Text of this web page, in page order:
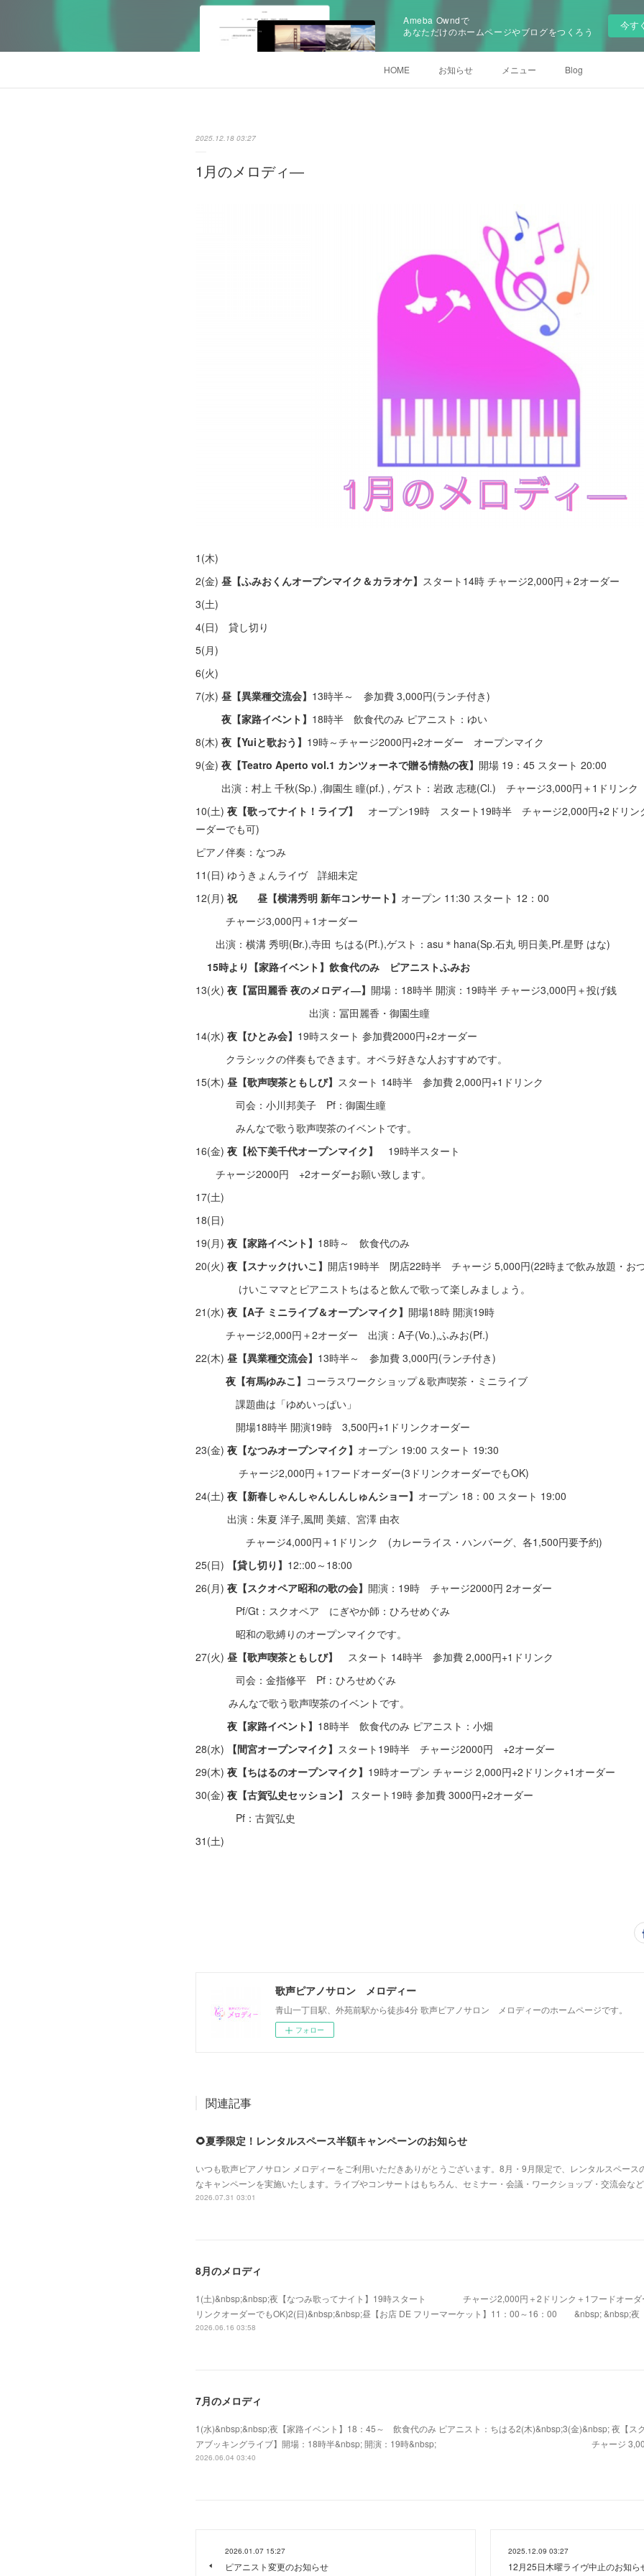
Ameba Owndで
あなただけのホームページやブログをつくろう
今す
HOME お知らせ メニュー Blog
2025.12.18 03:27
1月のメロディ―
1(木)
2(金) 昼【ふみおくんオープンマイク＆カラオケ】 スタート14時 チャージ2,000円＋2オーダー
3(土)
4(日) 貸し切り
5(月)
6(火)
7(水) 昼【異業種交流会】 13時半～ 参加費 3,000円(ランチ付き)
夜【家路イベント】 18時半 飲食代のみ ピアニスト：ゆい
8(木) 夜【Yuiと歌おう】 19時～チャージ2000円+2オーダー オープンマイク
9(金) 夜【Teatro Aperto vol.1 カンツォーネで贈る情熱の夜】 開場 19：45 スタート 20:00
出演：村上 千秋(Sp.) ,御園生 瞳(pf.) , ゲスト：岩政 志穂(Cl.) チャージ3,000円＋1ドリンク
10(土) 夜【歌ってナイト！ライブ】
オープン19時 スタート19時半 チャージ2,000円+2ドリン
ーダーでも可)
ピアノ伴奏：なつみ
11(日) ゆうきょんライヴ 詳細未定
12(月) 祝 昼【横溝秀明 新年コンサート】 オープン 11:30 スタート 12：00
チャージ3,000円＋1オーダー
出演：横溝 秀明(Br.),寺田 ちはる(Pf.),ゲスト：asu＊hana(Sp.石丸 明日美,Pf.星野 はな)
15時より【家路イベント】飲食代のみ ピアニストふみお
13(火) 夜【冨田麗香 夜のメロディ―】 開場：18時半 開演：19時半 チャージ3,000円＋投げ銭
出演：冨田麗香・御園生瞳
14(水) 夜【ひとみ会】 19時スタート 参加費2000円+2オーダー
クラシックの伴奏もできます。オペラ好きな人おすすめです。
15(木) 昼【歌声喫茶ともしび】 スタート 14時半 参加費 2,000円+1ドリンク
司会：小川邦美子 Pf：御園生瞳
みんなで歌う歌声喫茶のイベントです。
16(金) 夜【松下美千代オープンマイク】
19時半スタート
チャージ2000円 +2オーダーお願い致します。
17(土)
18(日)
19(月) 夜【家路イベント】 18時～ 飲食代のみ
20(火) 夜【スナックけいこ】 開店19時半 閉店22時半 チャージ 5,000円(22時まで飲み放題・お
けいこママとピアニストちはると飲んで歌って楽しみましょう。
21(水) 夜【A子 ミニライブ＆オープンマイク】 開場18時 開演19時
チャージ2,000円＋2オーダー 出演：A子(Vo.),ふみお(Pf.)
22(木) 昼【異業種交流会】 13時半～ 参加費 3,000円(ランチ付き)
夜【有馬ゆみこ】 コーラスワークショップ＆歌声喫茶・ミニライブ
課題曲は「ゆめいっぱい」
開場18時半 開演19時 3,500円+1ドリンクオーダー
23(金) 夜【なつみオープンマイク】 オープン 19:00 スタート 19:30
チャージ2,000円＋1フードオーダー(3ドリンクオーダーでもOK)
24(土) 夜【新春しゃんしゃんしんしゅんショー】 オープン 18：00 スタート 19:00
出演：朱夏 洋子,風間 美嬉、宮澤 由衣
チャージ4,000円＋1ドリンク (カレーライス・ハンバーグ、各1,500円要予約)
25(日)
【貸し切り】 12::00～18:00
26(月) 夜【スクオペア昭和の歌の会】 開演：19時 チャージ2000円 2オーダー
Pf/Gt：スクオペア にぎやか師：ひろせめぐみ
昭和の歌縛りのオープンマイクです。
27(火) 昼【歌声喫茶ともしび】
スタート 14時半 参加費 2,000円+1ドリンク
司会：金指修平 Pf：ひろせめぐみ
みんなで歌う歌声喫茶のイベントです。
夜【家路イベント】 18時半 飲食代のみ ピアニスト：小畑
28(水)
【間宮オープンマイク】 スタート19時半 チャージ2000円 +2オーダー
29(木) 夜【ちはるのオープンマイク】 19時オープン チャージ 2,000円+2ドリンク+1オーダー
30(金) 夜【古賀弘史セッション】 スタート19時 参加費 3000円+2オーダー
Pf：古賀弘史
31(土)
歌声ピアノサロン メロディー
青山一丁目駅、外苑前駅から徒歩4分 歌声ピアノサロン メロディーのホームページです。
フォロー
関連記事
🌻夏季限定！レンタルスペース半額キャンペーンのお知らせ
いつも歌声ピアノサロン メロディーをご利用いただきありがとうございます。8月・9月限定で、レンタルスペース
なキャンペーンを実施いたします。ライブやコンサートはもちろん、セミナー・会議・ワークショップ・交流会な
2026.07.31 03:01
8月のメロディ
1(土)&nbsp;&nbsp;夜【なつみ歌ってナイト】19時スタート チャージ2,000円＋2ドリンク＋1フードオーダ
リンクオーダーでもOK)2(日)&nbsp;&nbsp;昼【お店 DE フリーマーケット】11：00～16：00 &nbsp; &nbsp;夜
2026.06.16 03:58
7月のメロディ
1(水)&nbsp;&nbsp;夜【家路イベント】18：45～ 飲食代のみ ピアニスト：ちはる2(木)&nbsp;3(金)&nbsp; 夜【ス
アブッキングライブ】開場：18時半&nbsp; 開演：19時&nbsp; チャージ 3,000
2026.06.04 03:40
2026.01.07 15:27
ピアニスト変更のお知らせ
2025.12.09 03:27
12月25日木曜ライヴ中止のお知ら